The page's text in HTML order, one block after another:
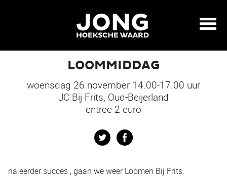
LOOMMIDDAG
woensdag 26 november 14.00-17.00 uur
JC Bij Frits, Oud-Beijerland
entree 2 euro
Twitter
na eerder succes , gaan we weer Loomen Bij Frits.